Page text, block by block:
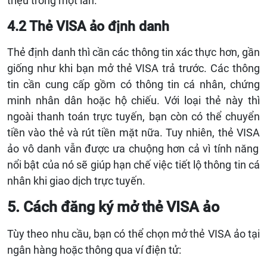
4.2 Thẻ VISA ảo định danh
Thẻ định danh thì cần các thông tin xác thực hơn, gần
giống như khi bạn mở thẻVISA trả trước. Các thông
tin cần cung cấp gồm có thông tin cá nhân, chứng
minh nhân dân hoặc hộ chiếu. Với loại thẻ này thì
ngoài thanh toán trực tuyến, bạn còn có thể chuyển
tiền vào thẻ và rút tiền mặt nữa. Tuy nhiên, thẻ VISA
ảo vô danh vẫn được ưa chuộng hơn cả vì tính năng
nổi bật của nó sẽ giúp hạn chế việc tiết lộ thông tin cá
nhân khi giao dịch trực tuyến.
5. Cách đăng ký mở thẻ VISA ảo
Tùy theo nhu cầu, bạn có thể chọn mở thẻ VISA ảo tại
ngân hàng hoặc thông qua ví điện tử: